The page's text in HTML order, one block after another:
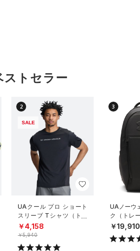
ストセラー
2
SALE
UAクール プロ ショート
スリーブ Tシャツ（トレ
ーニング/MEN）
￥4,158
￥5,940
3
UAノーウ
ク（トレ
X）
￥19,910